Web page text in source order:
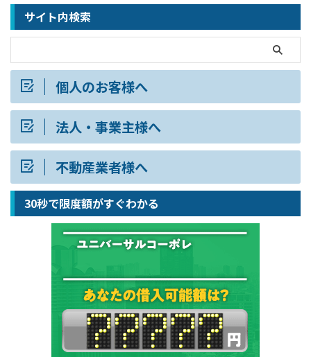
サイト内検索
個人のお客様へ
法人・事業主様へ
不動産業者様へ
30秒で限度額がすぐわかる